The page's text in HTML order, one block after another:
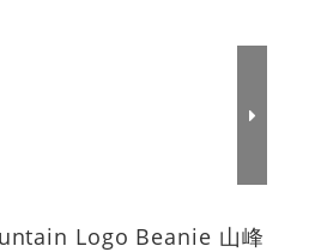
Logo Beanie 山峰